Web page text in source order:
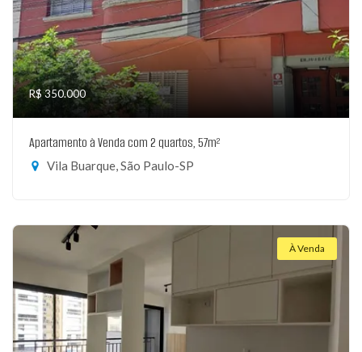
R$ 350.000
Apartamento à Venda com 2 quartos, 57m²
Vila Buarque, São Paulo-SP
À Venda